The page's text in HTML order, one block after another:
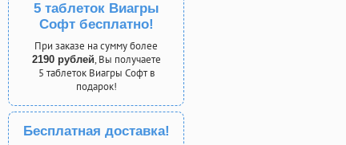
5 таблеток Виагры
Софт бесплатно!
При заказе на сумму более
2190 рублей, Вы получаете
5 таблеток Виагры Софт в
подарок!
Бесплатная доставка!